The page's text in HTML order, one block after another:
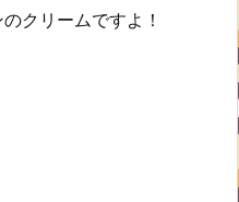
クリームですよ！